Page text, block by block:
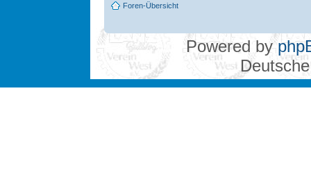
Foren-Übersicht
Powered by